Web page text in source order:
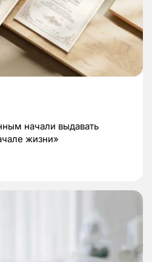
начали выдавать
жизни»